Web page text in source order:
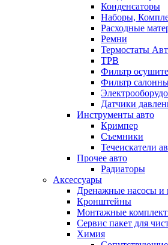
Конденсаторы
Наборы,
Расходные
Ремни
Термостаты
ТРВ
Фильтр
Фильтр
Датчики
Инструменты авто
Кримпер
Съемники
Течеискатели
Прочее авто
Радиаторы
Аксессуары
Дренажные насосы
Кронштейны
Монтажные
Сервис пакет для
Химия